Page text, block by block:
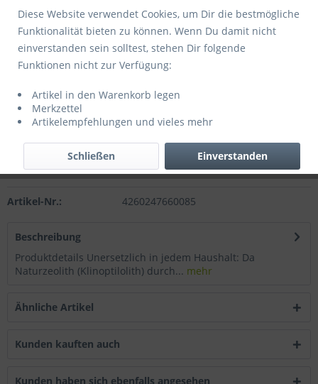
19,95 € *
Preise inkl. gesetzlicher MwSt.
zzgl. Versandkosten
Sofort versandfertig, Lieferzeit 3-5 Werktage
Merken
Artikel-Nr.: 4260247660085
Beschreibung
Produktdetails Unersetzlich in jedem Haushalt: Da
Naturzeolith (Klinoptilolith) durch... mehr
Ähnliche Artikel
Kunden kauften auch
Kunden haben sich ebenfalls angesehen
Diese Website verwendet Cookies, um Dir die bestmögliche
Funktionalität bieten zu können. Wenn Du damit nicht
einverstanden sein solltest, stehen Dir folgende
Funktionen nicht zur Verfügung:
Artikel in den Warenkorb legen
Merkzettel
Artikelempfehlungen und vieles mehr
Einverstanden
Schließen